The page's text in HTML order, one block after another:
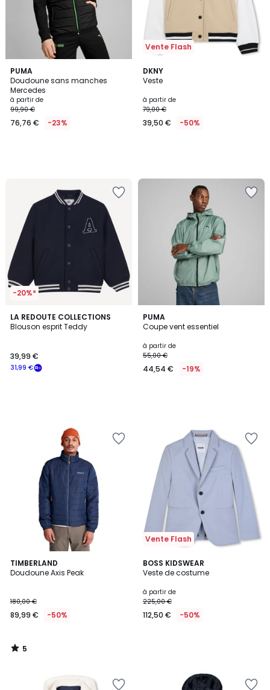
PUMA
Doudoune sans manches
Mercedes
à partir de
99,90 €
76,76 € -23%
Vente Flash
DKNY
Veste
à partir de
79,00 €
39,50 € -50%
-20%*
LA REDOUTE COLLECTIONS
Blouson esprit Teddy
31,99 €
39,99 €
PUMA
Coupe vent essentiel
à partir de
55,00 €
44,54 € -19%
TIMBERLAND
Doudoune Axis Peak
180,00 €
89,99 € -50%
5
/
5
/
Vente Flash
BOSS KIDSWEAR
Veste de costume
à partir de
225,00 €
112,50 € -50%